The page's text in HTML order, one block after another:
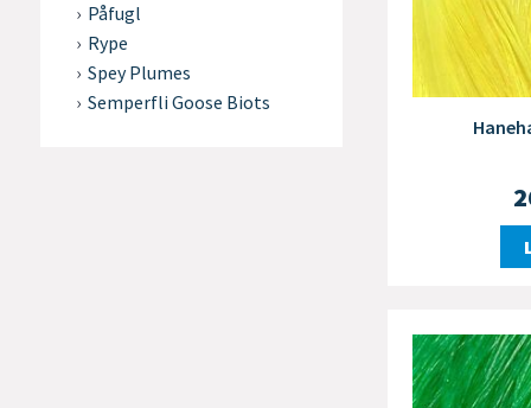
Påfugl
Rype
Spey Plumes
Semperfli Goose Biots